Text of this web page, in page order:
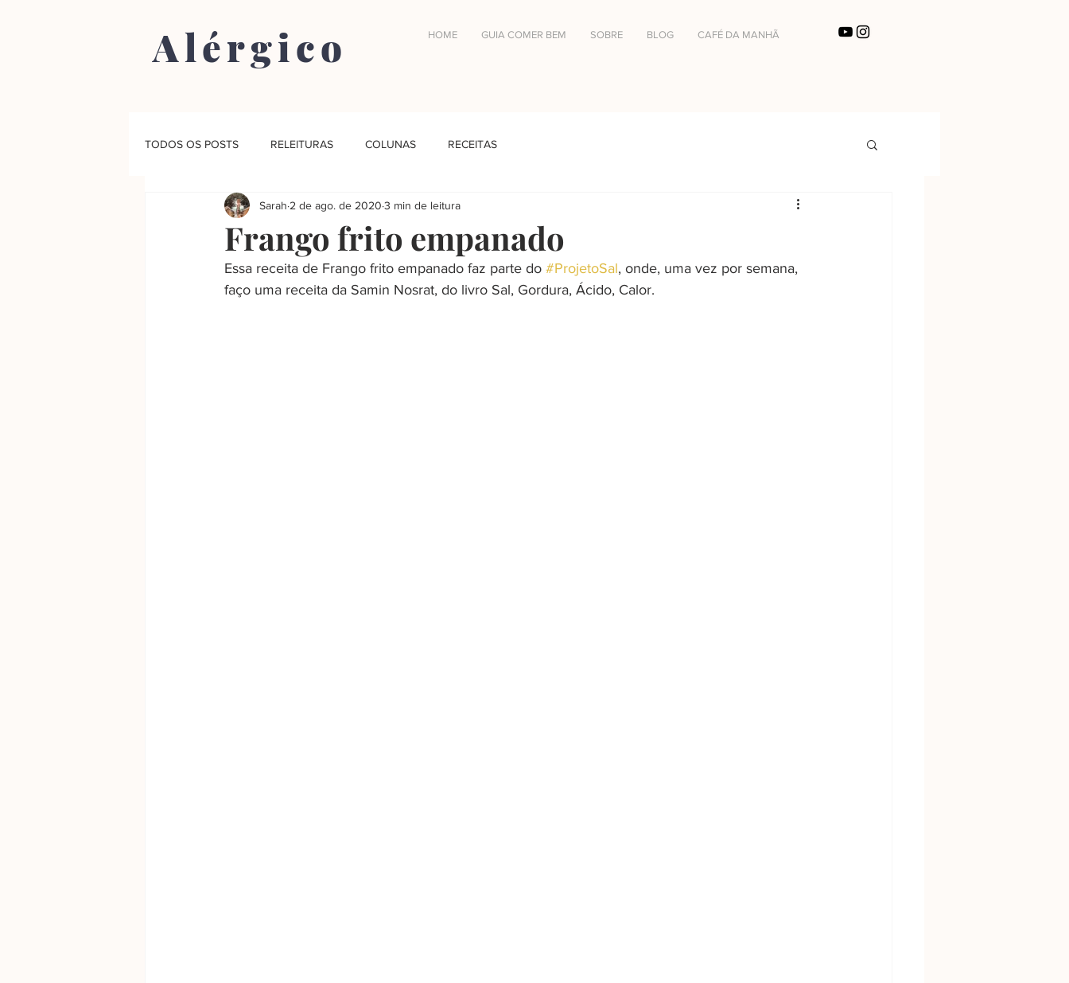
Alérgico HOME GUIA COMER BEM SOBRE BLOG CAFÉ DA MANHÃ
TODOS OS POSTS RELEITURAS COLUNAS RECEITAS
Frango frito empanado
Sarah 2 de ago. de 2020 3 min de leitura
Essa receita de Frango frito empanado faz parte do #ProjetoSal, onde, uma vez por semana,
faço uma receita da Samin Nosrat, do livro Sal, Gordura, Ácido, Calor.